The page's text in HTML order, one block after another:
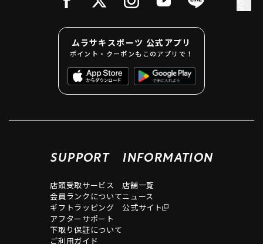
ムラサキスポーツ 公式アプリ
ポイント・クーポンもこのアプリで！
SUPPORT
店頭受取サービス
会員ランクについて
ギフトラッピング
アフターサポート
下取り保証について
ご利用ガイド
INFORMATION
店舗一覧
ニュース
公式サイト